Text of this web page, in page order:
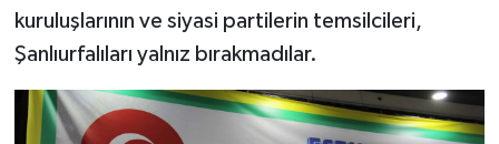
kuruluşlarının ve siyasi partilerin temsilcileri,
Şanlıurfalıları yalnız bırakmadılar.